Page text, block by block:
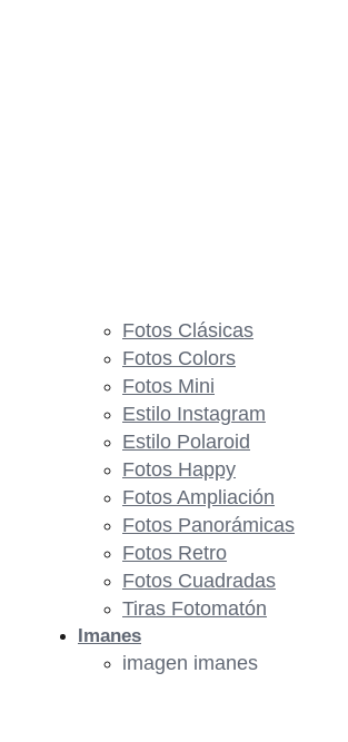
Fotos Clásicas
Fotos Colors
Fotos Mini
Estilo Instagram
Estilo Polaroid
Fotos Happy
Fotos Ampliación
Fotos Panorámicas
Fotos Retro
Fotos Cuadradas
Tiras Fotomatón
Imanes
imagen imanes